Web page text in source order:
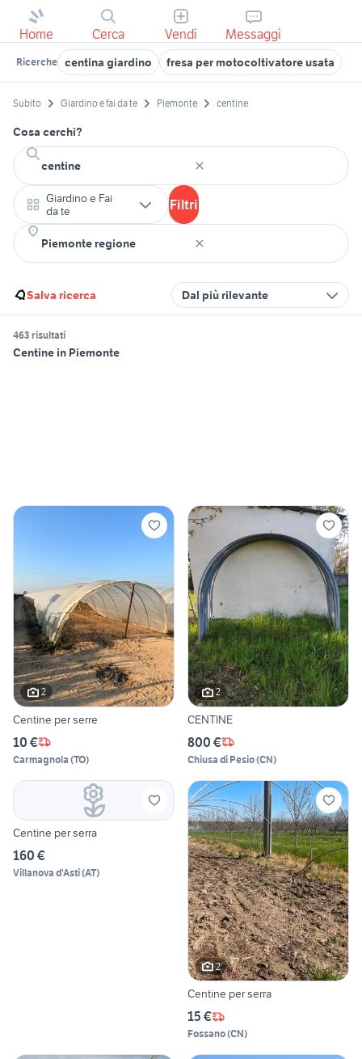
Home Cerca Vendi Messaggi
Ricerche centina giardino fresa per motocoltivatore usata
Subito Giardino e fai da te Piemonte centine
Cosa cerchi?
Giardino e Fai
da te
Filtri
Salva ricerca Dal più rilevante
463 risultati
Centine in Piemonte
2
Centine per serre
10 €
Carmagnola (TO)
2
CENTINE
800 €
Chiusa di Pesio(CN)
Centine per serra
160 €
Villanova d'Asti(AT)
2
Centine per serra
15 €
Fossano(CN)